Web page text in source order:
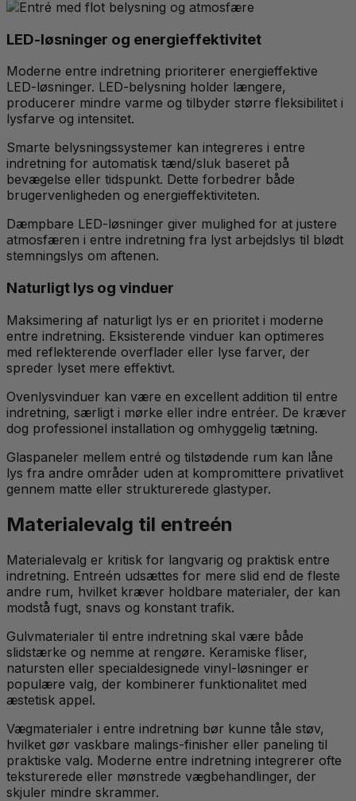
LED-løsninger og energieffektivitet
Moderne entre indretning prioriterer energieffektive
LED-løsninger. LED-belysning holder længere,
producerer mindre varme og tilbyder større fleksibilitet i
lysfarve og intensitet.
Smarte belysningssystemer kan integreres i entre
indretning for automatisk tænd/sluk baseret på
bevægelse eller tidspunkt. Dette forbedrer både
brugervenligheden og energieffektiviteten.
Dæmpbare LED-løsninger giver mulighed for at justere
atmosfæren i entre indretning fra lyst arbejdslys til blødt
stemningslys om aftenen.
Naturligt lys og vinduer
Maksimering af naturligt lys er en prioritet i moderne
entre indretning. Eksisterende vinduer kan optimeres
med reflekterende overflader eller lyse farver, der
spreder lyset mere effektivt.
Ovenlysvinduer kan være en excellent addition til entre
indretning, særligt i mørke eller indre entréer. De kræver
dog professionel installation og omhyggelig tætning.
Glaspaneler mellem entré og tilstødende rum kan låne
lys fra andre områder uden at kompromittere privatlivet
gennem matte eller strukturerede glastyper.
Materialevalg til entreén
Materialevalg er kritisk for langvarig og praktisk entre
indretning. Entreén udsættes for mere slid end de fleste
andre rum, hvilket kræver holdbare materialer, der kan
modstå fugt, snavs og konstant trafik.
Gulvmaterialer til entre indretning skal være både
slidstærke og nemme at rengøre. Keramiske fliser,
natursten eller specialdesignede vinyl-løsninger er
populære valg, der kombinerer funktionalitet med
æstetisk appel.
Vægmaterialer i entre indretning bør kunne tåle støv,
hvilket gør vaskbare malings-finisher eller paneling til
praktiske valg. Moderne entre indretning integrerer ofte
teksturerede eller mønstrede vægbehandlinger, der
skjuler mindre skrammer.